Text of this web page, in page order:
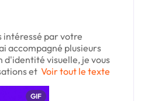
intéressé par votre
accompagné plusieurs
d'identité visuelle, je vous
et Voir tout le texte
GIF